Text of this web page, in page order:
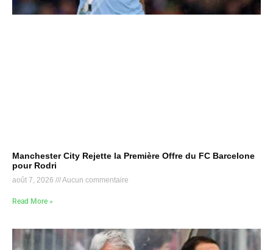
Manchester City Rejette la Première Offre du FC Barcelone
pour Rodri
août 7, 2026 Aucun commentaire
Read More »